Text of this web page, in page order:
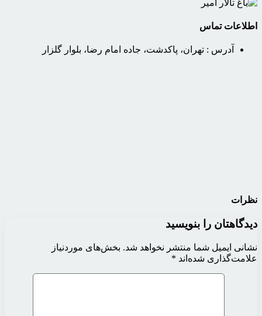
اطلاعات تماس
آدرس : تهران، پاکدشت، جاده امام رضا، بلوار گلزار
نظرات
دیدگاهتان را بنویسید
نشانی ایمیل شما منتشر نخواهد شد. بخش‌های موردنیاز
علامت‌گذاری شده‌اند *